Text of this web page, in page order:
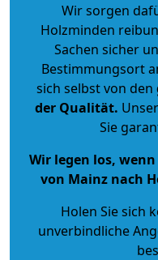
Wir sorgen
Holzminden
Sachen sicher
Bestimmungsort
sich selbst von den
der Qualität.
Sie
Wir legen los,
von Mainz nach
Holen Sie sich
unverbindliche